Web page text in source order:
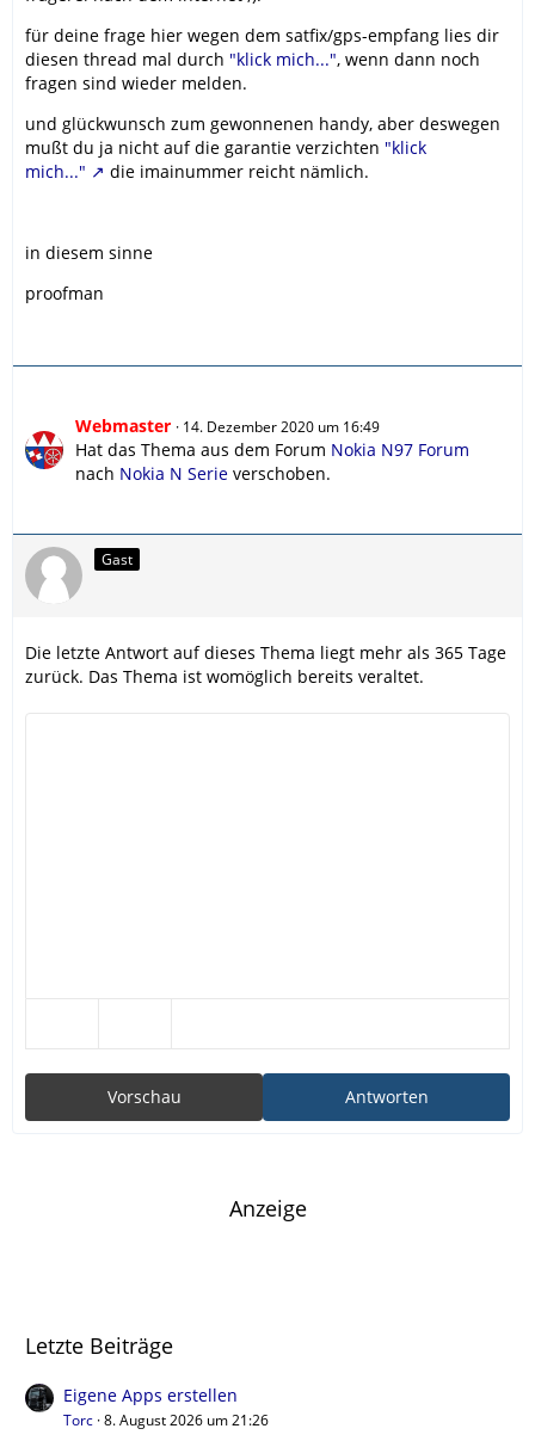
für deine frage hier wegen dem satfix/gps-empfang lies dir
diesen thread mal durch "klick mich...", wenn dann noch
fragen sind wieder melden.
und glückwunsch zum gewonnenen handy, aber deswegen
mußt du ja nicht auf die garantie verzichten "klick
mich..."
die imainummer reicht nämlich.
in diesem sinne
proofman
Webmaster 14. Dezember 2020 um 16:49
Hat das Thema aus dem Forum Nokia N97 Forum
nach Nokia N Serie verschoben.
Gast
Die letzte Antwort auf dieses Thema liegt mehr als 365 Tage
zurück. Das Thema ist womöglich bereits veraltet.
Antworten
Vorschau
Anzeige
Letzte Beiträge
Eigene Apps erstellen
Torc 8. August 2026 um 21:26